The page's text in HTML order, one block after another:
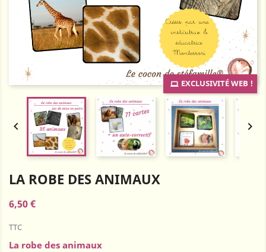
EXCLUSIVITÉ WEB !
 
LA ROBE DES ANIMAUX
6,50 €
TTC
La robe des animaux